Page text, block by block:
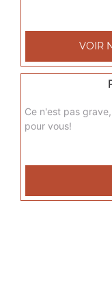
VOIR
Ce n'est pas
pour vous!